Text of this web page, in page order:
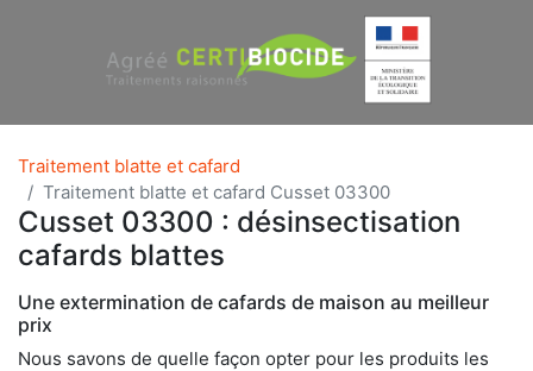
Traitement blatte et cafard
Traitement blatte et cafard Cusset 03300
Cusset 03300 : désinsectisation
cafards blattes
Une extermination de cafards de maison au meilleur
prix
Nous savons de quelle façon opter pour les produits les